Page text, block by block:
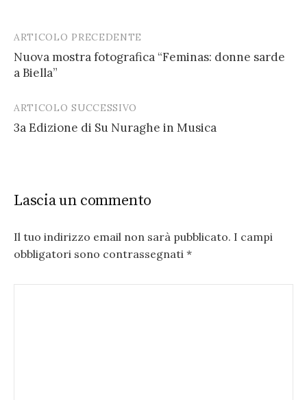
Post
navigation
ARTICOLO PRECEDENTE
Nuova mostra fotografica “Feminas: donne sarde
a Biella”
ARTICOLO SUCCESSIVO
3a Edizione di Su Nuraghe in Musica
Lascia un commento
Il tuo indirizzo email non sarà pubblicato. I campi
obbligatori sono contrassegnati *